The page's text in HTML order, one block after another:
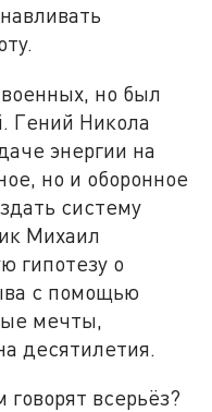
но был
Гений Никола
энергии на
но и оборонное
систему
Михаил
гипотезу о
с помощью
мечты,
десятилетия.
всерьёз?